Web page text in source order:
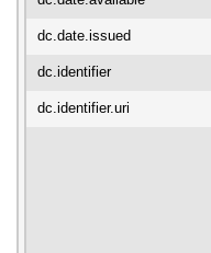
dc.date.issued
dc.identifier
dc.identifier.uri